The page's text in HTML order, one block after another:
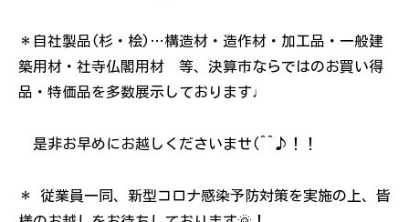
＊自社製品(杉・桧)…構造材・造作材・加工品・一般建
築用材・社寺仏閣用材 等、決算市ならではのお買い得
品・特価品を多数展示しております♩
是非お早めにお越しくださいませ(^^♪！！
＊ 従業員一同、新型コロナ感染予防対策を実施の上、皆